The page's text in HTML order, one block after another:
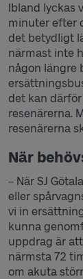
Ibland lyckas
minuter efter
det betydligt
närmast inte
någon längre
det kan
resenärerna.
resenärerna
När
– När SJ
eller
vi in
kunna
uppdrag är
närmsta 72
om akuta